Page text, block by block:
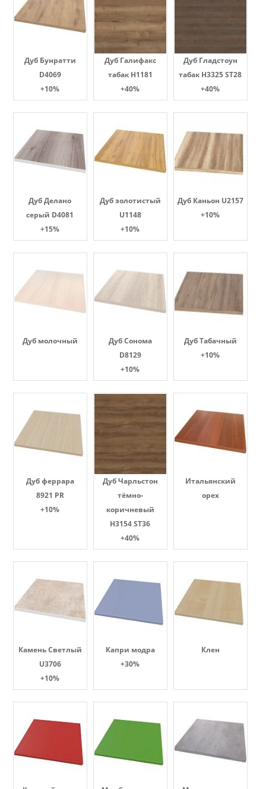
Дуб Бунратти
D4069
+10%
Дуб Галифакс
табак Н1181
+40%
Дуб Гладстоун
табак H3325 ST28
+40%
Дуб Делано
серый D4081
+15%
Дуб золотистый
U1148
+10%
Дуб Каньон U2157
+10%
Дуб молочный
Дуб Сонома
D8129
+10%
Дуб Табачный
+10%
Дуб феррара
8921 PR
+10%
Дуб Чарльстон
тёмно-
коричневый
H3154 ST36
+40%
Итальянский
орех
Камень Светлый
U3706
+10%
Капри модра
+30%
Клен